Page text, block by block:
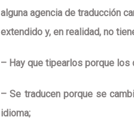
alguna agencia de traducción
extendido y, en realidad, no
– Hay que tipearlos porque los
–Se traducenporque se
idioma;